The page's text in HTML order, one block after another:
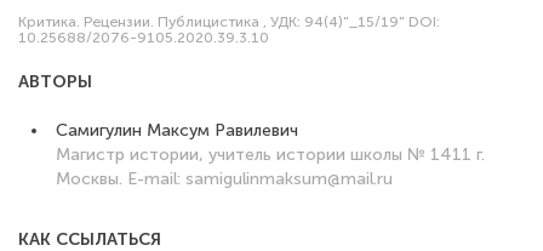
Критика. Рецензии. Публицистика , УДК: 94(4)"_15/19" DOI:
10.25688/2076-9105.2020.39.3.10
АВТОРЫ
Самигулин Максум Равилевич
Магистр истории, учитель истории школы № 1411 г.
Москвы. E-mail: samigulinmaksum@mail.ru
КАК ССЫЛАТЬСЯ